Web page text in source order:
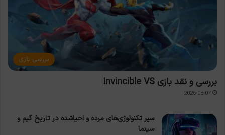
بررسی بازی
بررسی و نقد بازی Invincible VS
2026-08-07
سیر تکنولوژی‌های مرده و احیاشده در تاریخ گیم و
سینما